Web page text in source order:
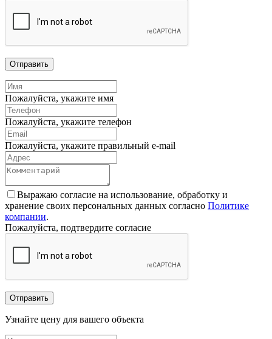
Отправить
Пожалуйста, укажите имя
Пожалуйста, укажите телефон
Пожалуйста, укажите правильный e-mail
Выражаю согласие на использование, обработку и
хранение своих персональных данных согласно Политике
компании.
Пожалуйста, подтвердите согласие
Отправить
Узнайте цену для вашего объекта